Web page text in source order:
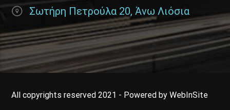
Σωτήρη Πετρούλα 20, Άνω Λιόσια
All copyrights reserved 2021 - Powered by WebInSite